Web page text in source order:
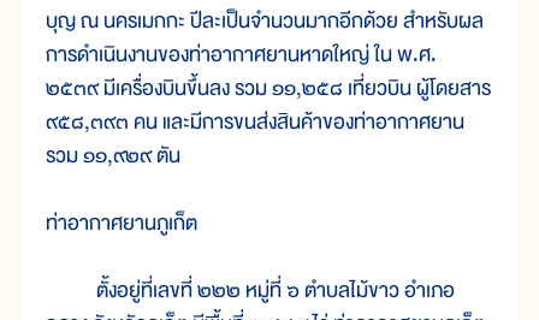
บุญ ณ นครเมกกะ ปีละเป็นจำนวนมากอีกด้วย สำหรับผล
การดำเนินงานของท่าอากาศยานหาดใหญ่ ใน พ.ศ.
๒๕๓๙ มีเครื่องบินขึ้นลง รวม ๑๑,๒๕๘ เที่ยวบิน ผู้โดยสาร
๙๕๘,๓๙๓ คน และมีการขนส่งสินค้าของท่าอากาศยาน
รวม ๑๑,๙๒๙ ตัน
ท่าอากาศยานภูเก็ต
ตั้งอยู่ที่เลขที่ ๒๒๒ หมู่ที่ ๖ ตำบลไม้ขาว อำเภอ